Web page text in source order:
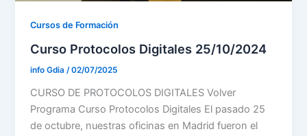
Cursos de Formación
Curso Protocolos Digitales 25/10/2024
info Gdia /02/07/2025
CURSO DE PROTOCOLOS DIGITALES Volver
Programa Curso Protocolos Digitales El pasado 25
de octubre, nuestras oficinas en Madrid fueron el